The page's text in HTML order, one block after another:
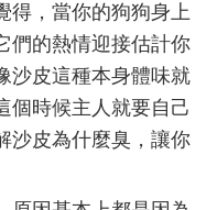
得，當你的狗狗身上
們的熱情迎接估計你
沙皮這種本身體味就
個時候主人就要自己
沙皮為什麼臭，讓你